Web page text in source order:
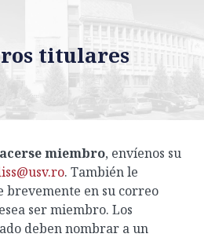
titulares
miembro, envíenos su
. También le
brevemente en su correo
ser miembro. Los
deben nombrar a un